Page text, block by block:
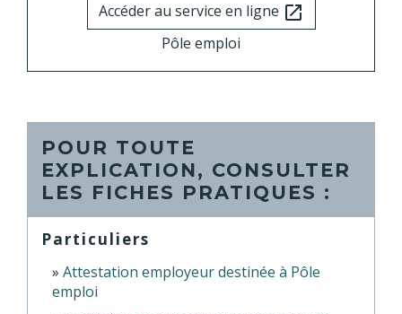
Accéder au service en ligne open_in_new
Pôle emploi
POUR TOUTE
EXPLICATION, CONSULTER
LES FICHES PRATIQUES :
Particuliers
Attestation employeur destinée à Pôle
emploi